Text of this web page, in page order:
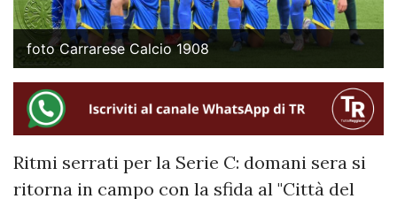
foto Carrarese Calcio 1908
Ritmi serrati per la Serie C: domani sera si
ritorna in campo con la sfida al "Città del